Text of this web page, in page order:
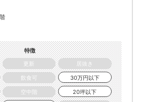
特徴
更新
居抜き
飲食可
30万円以下
空中階
20坪以下